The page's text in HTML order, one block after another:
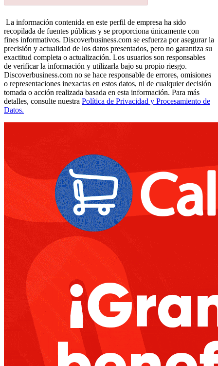
La información contenida en este perfil de empresa ha sido
recopilada de fuentes públicas y se proporciona únicamente con
fines informativos. Discoverbusiness.com se esfuerza por asegurar la
precisión y actualidad de los datos presentados, pero no garantiza su
exactitud completa o actualización. Los usuarios son responsables
de verificar la información y utilizarla bajo su propio riesgo.
Discoverbusiness.com no se hace responsable de errores, omisiones
o representaciones inexactas en estos datos, ni de cualquier decisión
tomada o acción realizada basada en esta información. Para más
detalles, consulte nuestra Política de Privacidad y Procesamiento de
Datos.